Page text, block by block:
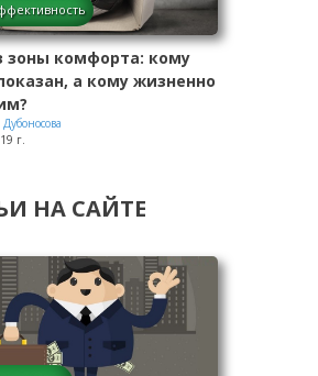
зоны комфорта: кому
а кому жизненно
г.
НА САЙТЕ